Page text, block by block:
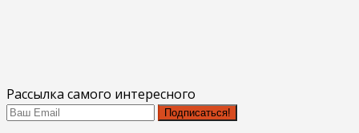
Рассылка самого интересного
Подписаться!